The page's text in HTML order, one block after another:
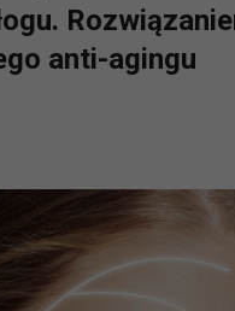
anti-agingu